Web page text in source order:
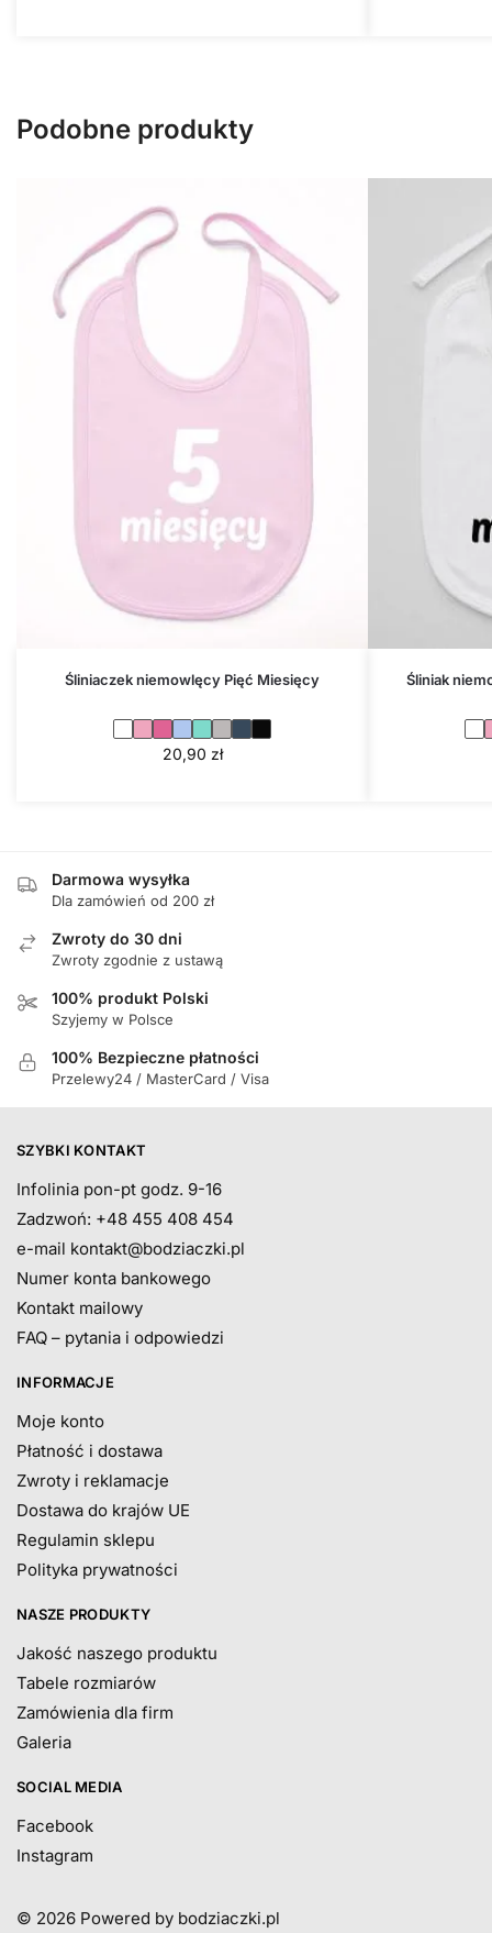
Podobne produkty
Śliniaczek niemowlęcy Pięć Miesięcy
20,90 zł
Śliniak
Darmowa wysyłka
Dla zamówień od 200 zł
Zwroty do 30 dni
Zwroty zgodnie z ustawą
100% produkt Polski
Szyjemy w Polsce
100% Bezpieczne płatności
Przelewy24 / MasterCard / Visa
SZYBKI KONTAKT
Infolinia pon-pt godz. 9-16
Zadzwoń: +48 455 408 454
e-mail kontakt@bodziaczki.pl
Numer konta bankowego
Kontakt mailowy
FAQ – pytania i odpowiedzi
INFORMACJE
Moje konto
Płatność i dostawa
Zwroty i reklamacje
Dostawa do krajów UE
Regulamin sklepu
Polityka prywatności
NASZE PRODUKTY
Jakość naszego produktu
Tabele rozmiarów
Zamówienia dla firm
Galeria
SOCIAL MEDIA
Facebook
Instagram
© 2026 Powered by bodziaczki.pl